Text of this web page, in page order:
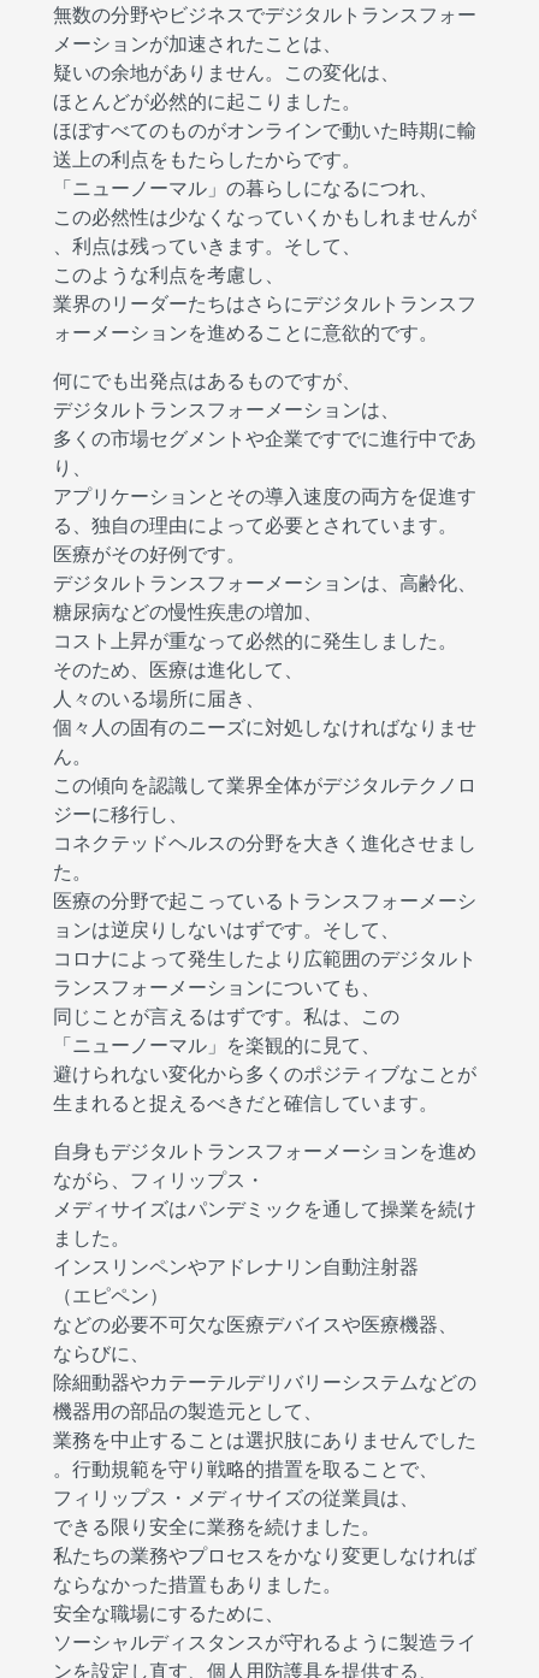
無数の分野やビジネスでデジタルトランスフォー
メーションが加速されたことは、
疑いの余地がありません。この変化は、
ほとんどが必然的に起こりました。
ほぼすべてのものがオンラインで動いた時期に輸
送上の利点をもたらしたからです。
「ニューノーマル」の暮らしになるにつれ、
この必然性は少なくなっていくかもしれませんが
、利点は残っていきます。そして、
このような利点を考慮し、
業界のリーダーたちはさらにデジタルトランスフ
ォーメーションを進めることに意欲的です。
何にでも出発点はあるものですが、
デジタルトランスフォーメーションは、
多くの市場セグメントや企業ですでに進行中であ
り、
アプリケーションとその導入速度の両方を促進す
る、独自の理由によって必要とされています。
医療がその好例です。
デジタルトランスフォーメーションは、高齢化、
糖尿病などの慢性疾患の増加、
コスト上昇が重なって必然的に発生しました。
そのため、医療は進化して、
人々のいる場所に届き、
個々人の固有のニーズに対処しなければなりませ
ん。
この傾向を認識して業界全体がデジタルテクノロ
ジーに移行し、
コネクテッドヘルスの分野を大きく進化させまし
た。
医療の分野で起こっているトランスフォーメーシ
ョンは逆戻りしないはずです。そして、
コロナによって発生したより広範囲のデジタルト
ランスフォーメーションについても、
同じことが言えるはずです。私は、この
「ニューノーマル」を楽観的に見て、
避けられない変化から多くのポジティブなことが
生まれると捉えるべきだと確信しています。
自身もデジタルトランスフォーメーションを進め
ながら、フィリップス・
メディサイズはパンデミックを通して操業を続け
ました。
インスリンペンやアドレナリン自動注射器
（エピペン）
などの必要不可欠な医療デバイスや医療機器、
ならびに、
除細動器やカテーテルデリバリーシステムなどの
機器用の部品の製造元として、
業務を中止することは選択肢にありませんでした
。行動規範を守り戦略的措置を取ることで、
フィリップス・メディサイズの従業員は、
できる限り安全に業務を続けました。
私たちの業務やプロセスをかなり変更しなければ
ならなかった措置もありました。
安全な職場にするために、
ソーシャルディスタンスが守れるように製造ライ
ンを設定し直す、個人用防護具を提供する、